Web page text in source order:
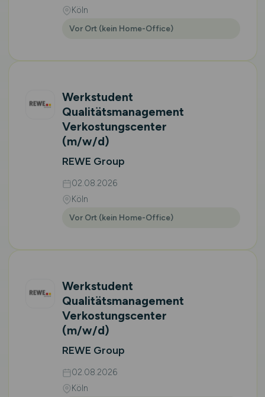
Köln
Vor Ort (kein Home-Office)
Werkstudent
Qualitätsmanagement
Verkostungscenter
(m/w/d)
REWE Group
02.08.2026
Köln
Vor Ort (kein Home-Office)
Werkstudent
Qualitätsmanagement
Verkostungscenter
(m/w/d)
REWE Group
02.08.2026
Köln